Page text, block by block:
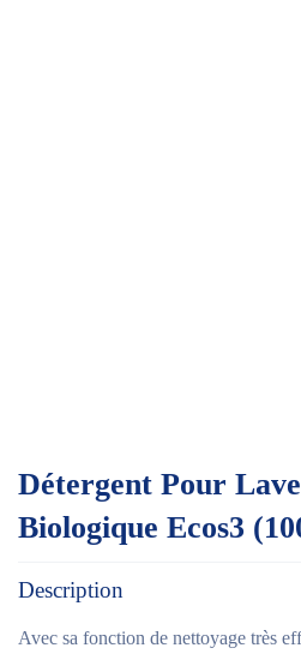
Détergent Pour
Biologique Ecos3
Description
Avec sa fonction de nettoyage très